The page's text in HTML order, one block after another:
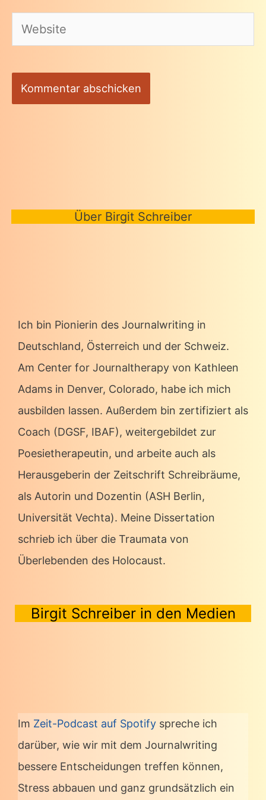
Website
Über Birgit Schreiber
Ich bin Pionierin des Journalwriting in
Deutschland, Österreich und der Schweiz.
Am Center for Journaltherapy von Kathleen
Adams in Denver, Colorado, habe ich mich
ausbilden lassen. Außerdem bin zertifiziert als
Coach (DGSF, IBAF), weitergebildet zur
Poesietherapeutin, und arbeite auch als
Herausgeberin der Zeitschrift Schreibräume,
als Autorin und Dozentin (ASH Berlin,
Universität Vechta). Meine Dissertation
schrieb ich über die Traumata von
Überlebenden des Holocaust.
Birgit Schreiber in den Medien
Im Zeit-Podcast auf Spotify spreche ich
darüber, wie wir mit dem Journalwriting
bessere Entscheidungen treffen können,
Stress abbauen und ganz grundsätzlich ein